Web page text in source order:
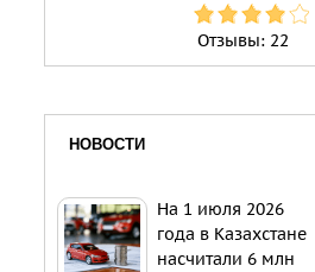
Отзывы: 22
НОВОСТИ
На 1 июля 2026
года в Казахстане
насчитали 6 млн